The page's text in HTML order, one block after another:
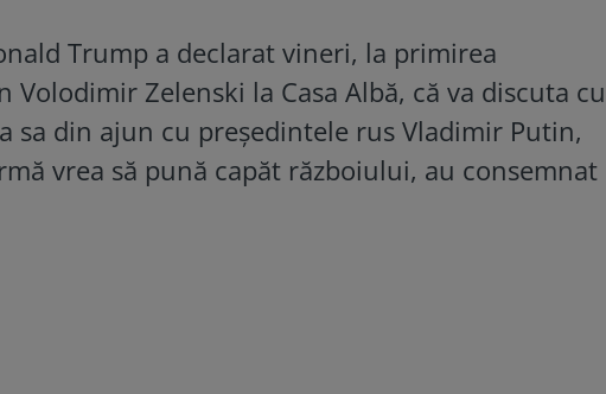
Trump a declarat vineri, la primirea
Zelenski la Casa Albă, că va discuta cu
sa din ajun cu președintele rus Vladimir Putin,
vrea să pună capăt războiului, au consemnat